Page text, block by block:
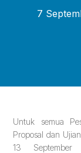
7
Untuk semua
Proposal dan
13